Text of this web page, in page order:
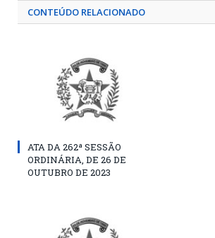
CONTEÚDO RELACIONADO
ATA DA 262ª SESSÃO
ORDINÁRIA, DE 26 DE
OUTUBRO DE 2023